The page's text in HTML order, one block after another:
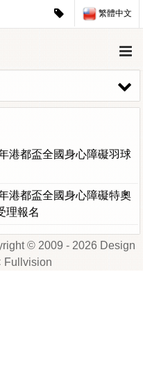
繁體中文
港都盃全國身心障礙羽球
港都盃全國身心障礙特奧
理報名​
© 2009 - 2026 Design
Fullvision